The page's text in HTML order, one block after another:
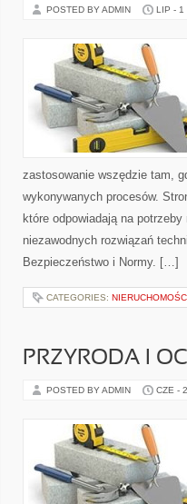
POSTED BY ADMIN LIP - 1
zastosowanie wszędzie tam,
wykonywanych procesów.
które odpowiadają na
niezawodnych rozwiązań
Bezpieczeństwo i Normy. […]
CATEGORIES:
PRZYRODA I
POSTED BY ADMIN CZE -